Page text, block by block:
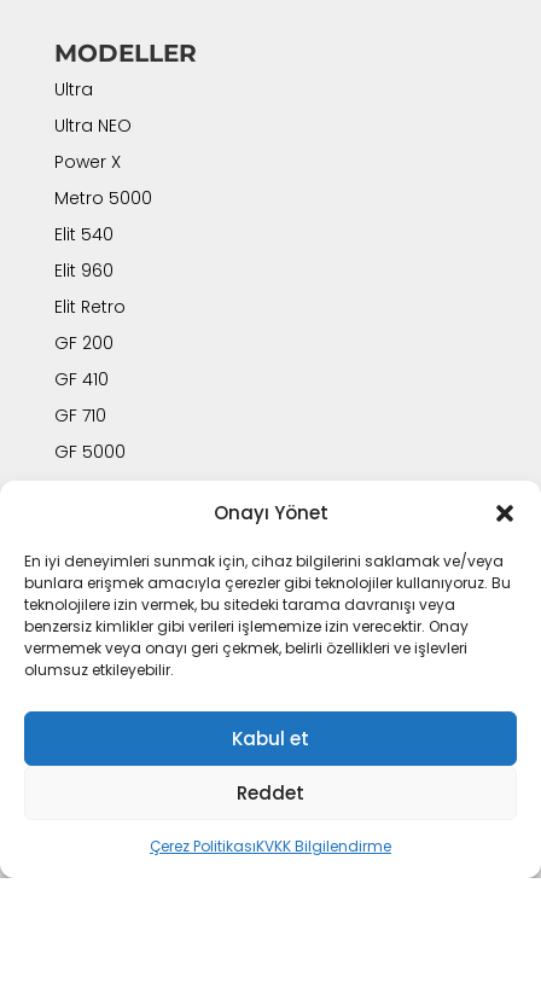
Onayı Yönet
En iyi deneyimleri sunmak için, cihaz bilgilerini saklamak ve/veya
bunlara erişmek amacıyla çerezler gibi teknolojiler kullanıyoruz. Bu
teknolojilere izin vermek, bu sitedeki tarama davranışı veya
benzersiz kimlikler gibi verileri işlememize izin verecektir. Onay
vermemek veya onayı geri çekmek, belirli özellikleri ve işlevleri
olumsuz etkileyebilir.
Kabul et
Reddet
Çerez PolitikasıKVKK Bilgilendirme
MODELLER
Ultra
Ultra NEO
Power X
Metro 5000
Elit 540
Elit 960
Elit Retro
GF 200
GF 410
GF 710
GF 5000
STMAX
E-Satış
Kurumsal
Yetkili Servisler
Kariyer